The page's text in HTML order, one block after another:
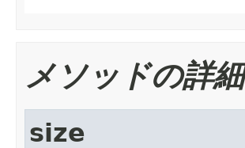
メソッドの詳細
size